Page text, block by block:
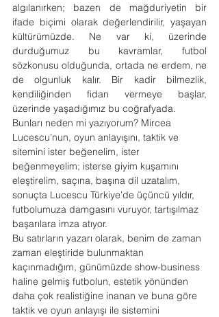
algılanırken; bazen de mağduriyetin bir
ifade biçimi olarak değerlendirilir, yaşayan
kültürümüzde. Ne var ki, üzerinde
durduğumuz bu kavramlar, futbol
sözkonusu olduğunda, ortada ne erdem, ne
de olgunluk kalır. Bir kadir bilmezlik,
kendiliğinden fidan vermeye başlar,
üzerinde yaşadığımız bu coğrafyada.
Bunları neden mi yazıyorum? Mircea
Lucescu’nun, oyun anlayışını, taktik ve
sitemini ister beğenelim, ister
beğenmeyelim; isterse giyim kuşamını
eleştirelim, saçına, başına dil uzatalım,
sonuçta Lucescu Türkiye’de üçüncü yıldır,
futbolumuza damgasını vuruyor, tartışılmaz
başarılara imza atıyor.
Bu satırların yazarı olarak, benim de zaman
zaman eleştiride bulunmaktan
kaçınmadığım, günümüzde show-business
haline gelmiş futbolun, estetik yönünden
daha çok realistiğine inanan ve buna göre
taktik ve oyun anlayışı ile sistemini